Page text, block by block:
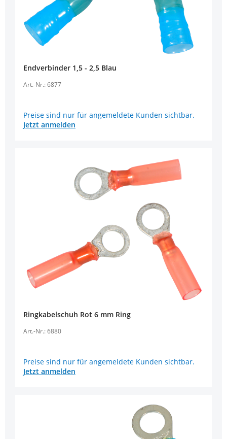
Endverbinder 1,5 - 2,5 Blau
Art.-Nr.: 6877
Preise sind nur für angemeldete Kunden sichtbar.
Jetzt anmelden
Ringkabelschuh Rot 6 mm Ring
Art.-Nr.: 6880
Preise sind nur für angemeldete Kunden sichtbar.
Jetzt anmelden